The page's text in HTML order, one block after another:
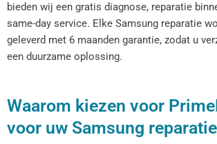
bieden wij een gratis diagnose, reparatie
same-day service. Elke Samsung reparatie
geleverd met 6 maanden garantie, zodat u
een duurzame oplossing.
Waarom kiezen voor
voor uw Samsung